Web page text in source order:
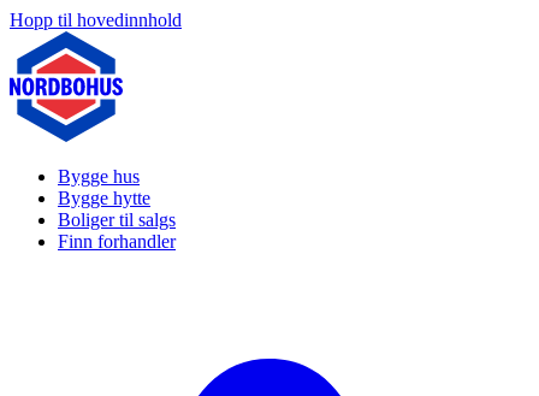
Hopp til hovedinnhold
Bygge hus
Bygge hytte
Boliger til salgs
Finn forhandler